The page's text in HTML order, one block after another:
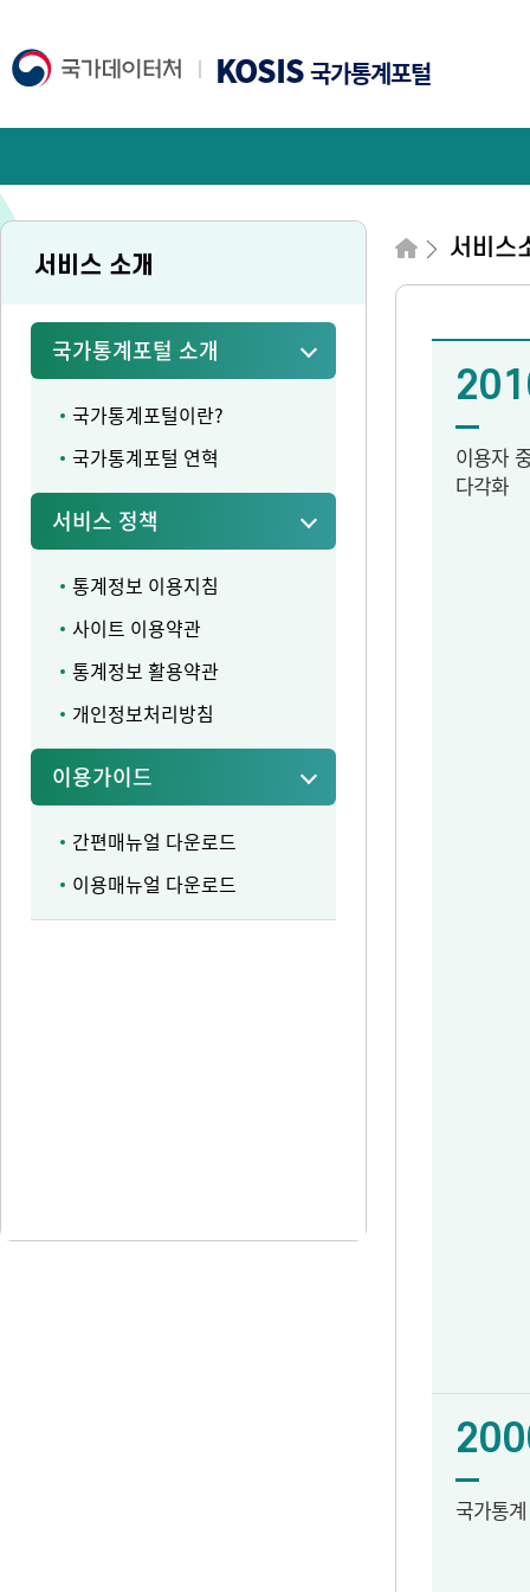
KOSIS국가통계포털
서비스 소개
국가통계포털 소개
국가통계포털이란?
국가통계포털 연혁
서비스 정책
통계정보 이용지침
사이트 이용약관
통계정보 활용약관
개인정보처리방침
이용가이드
간편매뉴얼 다운로드
이용매뉴얼 다운로드
서비스
이용자
다각화
국가통